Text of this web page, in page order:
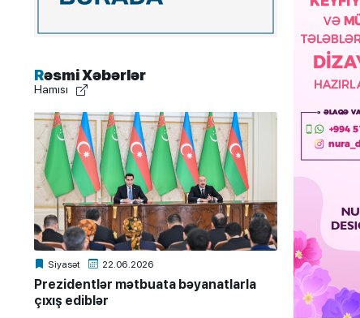
Rəsmi Xəbərlər
Hamısı
Siyasət 22.06.2026
Prezidentlər mətbuata bəyanatlarla
çıxış ediblər